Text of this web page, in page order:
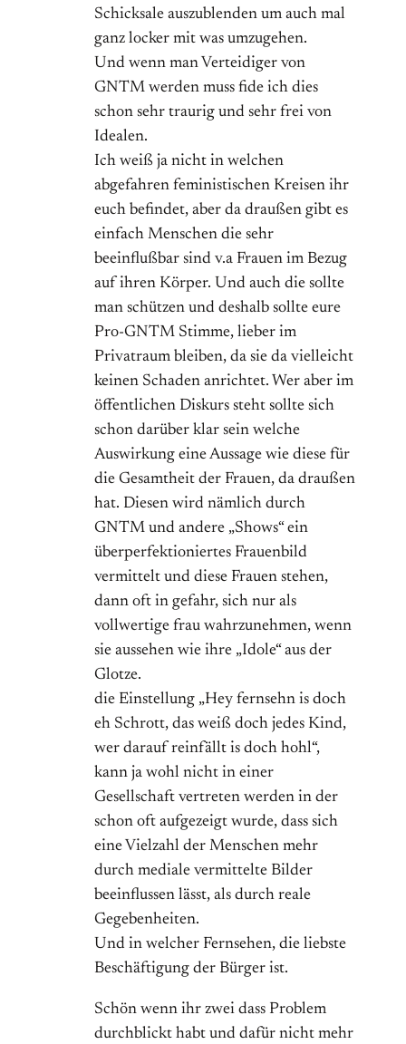
Schicksale auszublenden um auch mal
ganz locker mit was umzugehen.
Und wenn man Verteidiger von
GNTM werden muss fide ich dies
schon sehr traurig und sehr frei von
Idealen.
Ich weiß ja nicht in welchen
abgefahren feministischen Kreisen ihr
euch befindet, aber da draußen gibt es
einfach Menschen die sehr
beeinflußbar sind v.a Frauen im Bezug
auf ihren Körper. Und auch die sollte
man schützen und deshalb sollte eure
Pro-GNTM Stimme, lieber im
Privatraum bleiben, da sie da vielleicht
keinen Schaden anrichtet. Wer aber im
öffentlichen Diskurs steht sollte sich
schon darüber klar sein welche
Auswirkung eine Aussage wie diese für
die Gesamtheit der Frauen, da draußen
hat. Diesen wird nämlich durch
GNTM und andere „Shows“ ein
überperfektioniertes Frauenbild
vermittelt und diese Frauen stehen,
dann oft in gefahr, sich nur als
vollwertige frau wahrzunehmen, wenn
sie aussehen wie ihre „Idole“ aus der
Glotze.
die Einstellung „Hey fernsehn is doch
eh Schrott, das weiß doch jedes Kind,
wer darauf reinfällt is doch hohl“,
kann ja wohl nicht in einer
Gesellschaft vertreten werden in der
schon oft aufgezeigt wurde, dass sich
eine Vielzahl der Menschen mehr
durch mediale vermittelte Bilder
beeinflussen lässt, als durch reale
Gegebenheiten.
Und in welcher Fernsehen, die liebste
Beschäftigung der Bürger ist.
Schön wenn ihr zwei dass Problem
durchblickt habt und dafür nicht mehr